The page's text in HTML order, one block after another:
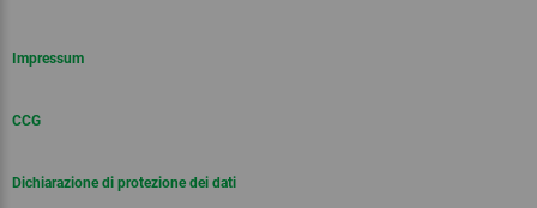
Impressum
CCG
Dichiarazione di protezione dei dati